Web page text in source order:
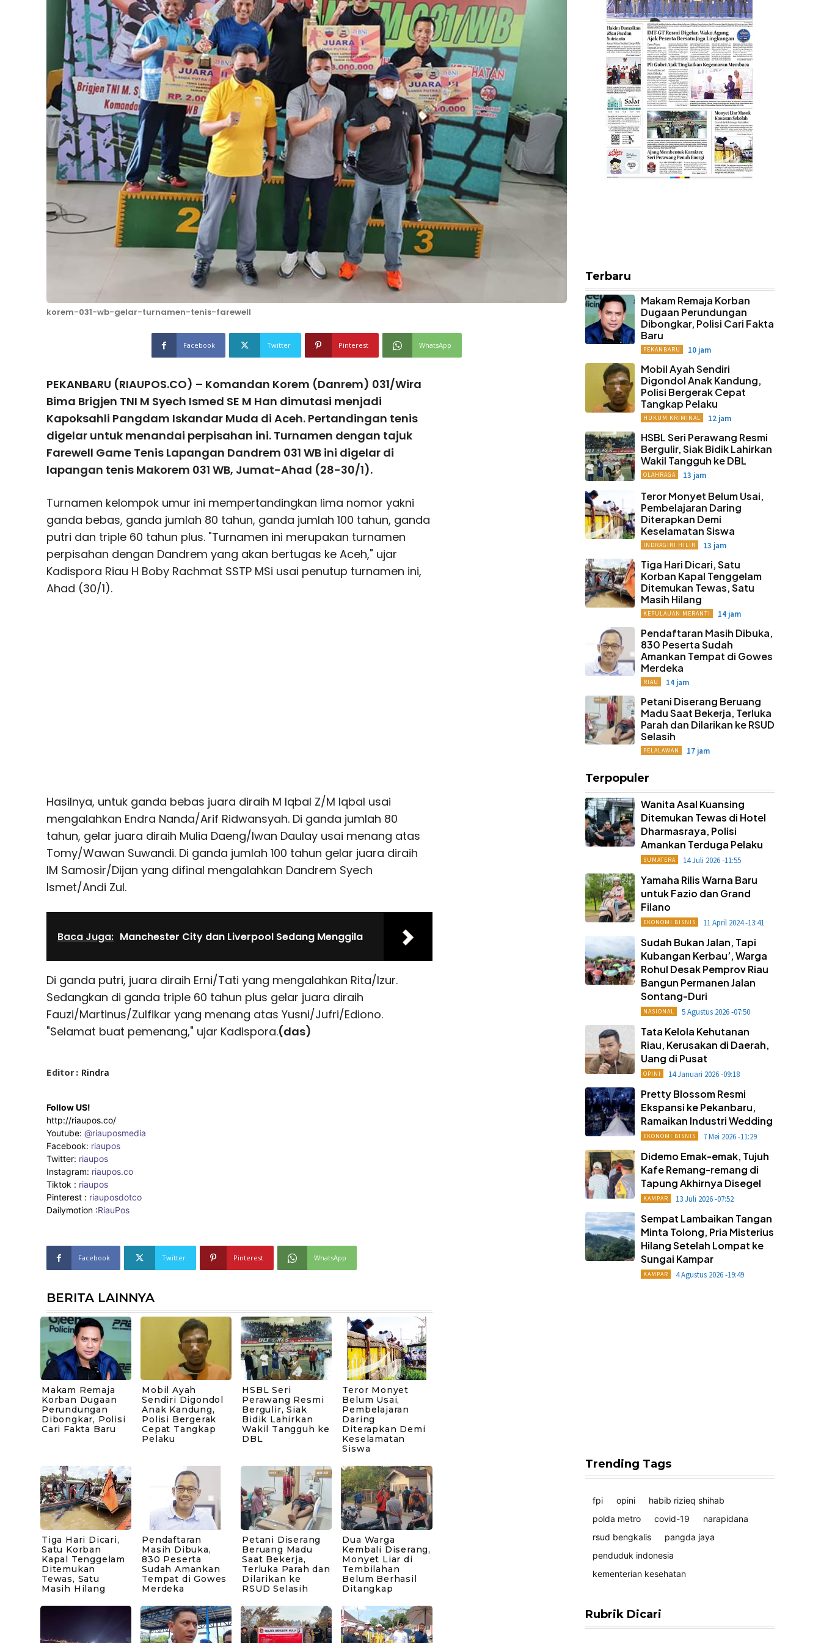
korem-031-wb-gelar-turnamen-tenis-farewell
Facebook Twitter Pinterest WhatsApp
PEKANBARU (RIAUPOS.CO) – Komandan Korem (Danrem) 031/Wira
Bima Brigjen TNI M Syech Ismed SE M Han dimutasi menjadi
Kapoksahli Pangdam Iskandar Muda di Aceh. Pertandingan tenis
digelar untuk menandai perpisahan ini. Turnamen dengan tajuk
Farewell Game Tenis Lapangan Dandrem 031 WB ini digelar di
lapangan tenis Makorem 031 WB, Jumat-Ahad (28-30/1).
Turnamen kelompok umur ini mempertandingkan lima nomor yakni
ganda bebas, ganda jumlah 80 tahun, ganda jumlah 100 tahun, ganda
putri dan triple 60 tahun plus. "Turnamen ini merupakan turnamen
perpisahan dengan Dandrem yang akan bertugas ke Aceh," ujar
Kadispora Riau H Boby Rachmat SSTP MSi usai penutup turnamen ini,
Ahad (30/1).
Hasilnya, untuk ganda bebas juara diraih M Iqbal Z/M Iqbal usai
mengalahkan Endra Nanda/Arif Ridwansyah. Di ganda jumlah 80
tahun, gelar juara diraih Mulia Daeng/Iwan Daulay usai menang atas
Tomy/Wawan Suwandi. Di ganda jumlah 100 tahun gelar juara diraih
IM Samosir/Dijan yang difinal mengalahkan Dandrem Syech
Ismet/Andi Zul.
Baca Juga: Manchester City dan Liverpool Sedang Menggila
Di ganda putri, juara diraih Erni/Tati yang mengalahkan Rita/Izur.
Sedangkan di ganda triple 60 tahun plus gelar juara diraih
Fauzi/Martinus/Zulfikar yang menang atas Yusni/Jufri/Ediono.
"Selamat buat pemenang," ujar Kadispora.(das)
Editor : Rindra
Follow US!
http://riaupos.co/
Youtube: @riauposmedia
Facebook: riaupos
Twitter: riaupos
Instagram: riaupos.co
Tiktok : riaupos
Pinterest : riauposdotco
Dailymotion :RiauPos
Facebook Twitter Pinterest WhatsApp
BERITA LAINNYA
Makam Remaja
Korban Dugaan
Perundungan
Dibongkar, Polisi
Cari Fakta Baru
Mobil Ayah
Sendiri Digondol
Anak Kandung,
Polisi Bergerak
Cepat Tangkap
Pelaku
HSBL Seri
Perawang Resmi
Bergulir, Siak
Bidik Lahirkan
Wakil Tangguh ke
DBL
Teror Monyet
Belum Usai,
Pembelajaran
Daring
Diterapkan Demi
Keselamatan
Siswa
Tiga Hari Dicari,
Satu Korban
Kapal Tenggelam
Ditemukan
Tewas, Satu
Masih Hilang
Pendaftaran
Masih Dibuka,
830 Peserta
Sudah Amankan
Tempat di Gowes
Merdeka
Petani Diserang
Beruang Madu
Saat Bekerja,
Terluka Parah dan
Dilarikan ke
RSUD Selasih
Dua Warga
Kembali Diserang,
Monyet Liar di
Tembilahan
Belum Berhasil
Ditangkap
Terbaru
Makam Remaja Korban
Dugaan Perundungan
Dibongkar, Polisi Cari Fakta
Baru
PEKANBARU 10 jam
Mobil Ayah Sendiri
Digondol Anak Kandung,
Polisi Bergerak Cepat
Tangkap Pelaku
HUKUM KRIMINAL 12 jam
HSBL Seri Perawang Resmi
Bergulir, Siak Bidik Lahirkan
Wakil Tangguh ke DBL
OLAHRAGA 13 jam
Teror Monyet Belum Usai,
Pembelajaran Daring
Diterapkan Demi
Keselamatan Siswa
INDRAGIRI HILIR 13 jam
Tiga Hari Dicari, Satu
Korban Kapal Tenggelam
Ditemukan Tewas, Satu
Masih Hilang
KEPULAUAN MERANTI 14 jam
Pendaftaran Masih Dibuka,
830 Peserta Sudah
Amankan Tempat di Gowes
Merdeka
RIAU 14 jam
Petani Diserang Beruang
Madu Saat Bekerja, Terluka
Parah dan Dilarikan ke RSUD
Selasih
PELALAWAN 17 jam
Terpopuler
Wanita Asal Kuansing
Ditemukan Tewas di Hotel
Dharmasraya, Polisi
Amankan Terduga Pelaku
SUMATERA 14 Juli 2026 -11:55
Yamaha Rilis Warna Baru
untuk Fazio dan Grand
Filano
EKONOMI BISNIS 11 April 2024 -13:41
Sudah Bukan Jalan, Tapi
Kubangan Kerbau’, Warga
Rohul Desak Pemprov Riau
Bangun Permanen Jalan
Sontang-Duri
NASIONAL 5 Agustus 2026 -07:50
Tata Kelola Kehutanan
Riau, Kerusakan di Daerah,
Uang di Pusat
OPINI 14 Januari 2026 -09:18
Pretty Blossom Resmi
Ekspansi ke Pekanbaru,
Ramaikan Industri Wedding
EKONOMI BISNIS 7 Mei 2026 -11:29
Didemo Emak-emak, Tujuh
Kafe Remang-remang di
Tapung Akhirnya Disegel
KAMPAR 13 Juli 2026 -07:52
Sempat Lambaikan Tangan
Minta Tolong, Pria Misterius
Hilang Setelah Lompat ke
Sungai Kampar
KAMPAR 4 Agustus 2026 -19:49
Trending Tags
fpi opini
habib rizieq shihab
polda metro
covid-19
narapidana
rsud bengkalis
pangda jaya
penduduk indonesia
kementerian kesehatan
Rubrik Dicari